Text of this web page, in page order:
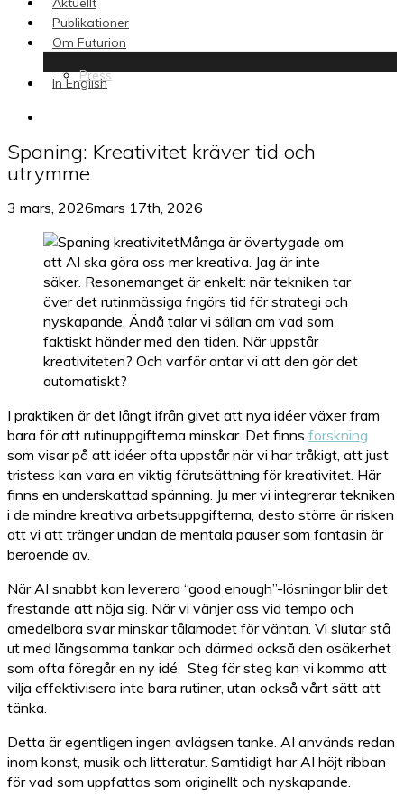
Publikationer
Om Futurion
Press
In English
Spaning: Kreativitet kräver tid och
utrymme
3 mars, 2026mars 17th, 2026
Många är övertygade om
att AI ska göra oss mer kreativa. Jag är inte
säker. Resonemanget är enkelt: när tekniken tar
över det rutinmässiga frigörs tid för strategi och
nyskapande. Ändå talar vi sällan om vad som
faktiskt händer med den tiden. När uppstår
kreativiteten? Och varför antar vi att den gör det
automatiskt?
I praktiken är det långt ifrån givet att nya idéer växer fram
bara för att rutinuppgifterna minskar. Det finns forskning
som visar på att idéer ofta uppstår när vi har tråkigt, att just
tristess kan vara en viktig förutsättning för kreativitet. Här
finns en underskattad spänning. Ju mer vi integrerar tekniken
i de mindre kreativa arbetsuppgifterna, desto större är risken
att vi att tränger undan de mentala pauser som fantasin är
beroende av.
När AI snabbt kan leverera “good enough”-lösningar blir det
frestande att nöja sig. När vi vänjer oss vid tempo och
omedelbara svar minskar tålamodet för väntan. Vi slutar stå
ut med långsamma tankar och därmed också den osäkerhet
som ofta föregår en ny idé. Steg för steg kan vi komma att
vilja effektivisera inte bara rutiner, utan också vårt sätt att
tänka.
Detta är egentligen ingen avlägsen tanke. AI används redan
inom konst, musik och litteratur. Samtidigt har AI höjt ribban
för vad som uppfattas som originellt och nyskapande.